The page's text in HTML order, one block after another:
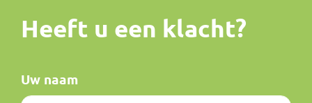
Heeft u een klacht?
Uw naam